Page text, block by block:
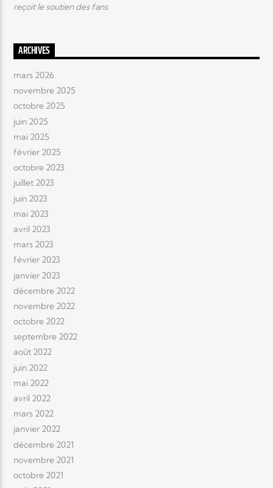
reçoit le soutien des fans
ARCHIVES
mars 2026
novembre 2025
octobre 2025
juin 2025
mai 2025
février 2025
octobre 2023
juillet 2023
juin 2023
mai 2023
avril 2023
mars 2023
février 2023
janvier 2023
décembre 2022
novembre 2022
octobre 2022
septembre 2022
août 2022
juin 2022
mai 2022
avril 2022
mars 2022
janvier 2022
décembre 2021
novembre 2021
octobre 2021